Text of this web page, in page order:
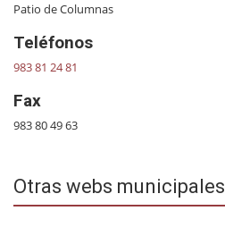
Patio de Columnas
Teléfonos
983 81 24 81
Fax
983 80 49 63
Otras webs municipales